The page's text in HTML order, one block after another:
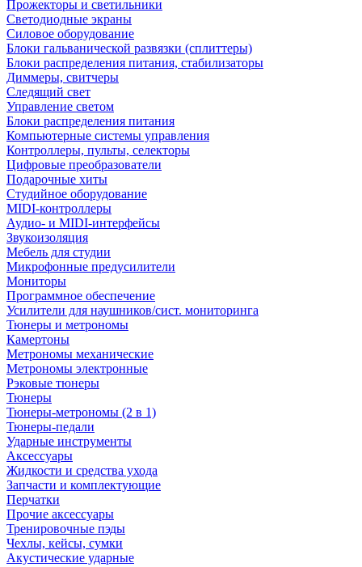
Прожекторы и светильники
Светодиодные экраны
Силовое оборудование
Блоки гальванической развязки (сплиттеры)
Блоки распределения питания, стабилизаторы
Диммеры, свитчеры
Следящий свет
Управление светом
Блоки распределения питания
Компьютерные системы управления
Контроллеры, пульты, селекторы
Цифровые преобразователи
Подарочные хиты
Студийное оборудование
MIDI-контроллеры
Аудио- и MIDI-интерфейсы
Звукоизоляция
Мебель для студии
Микрофонные предусилители
Мониторы
Программное обеспечение
Усилители для наушников/сист. мониторинга
Тюнеры и метрономы
Камертоны
Метрономы механические
Метрономы электронные
Рэковые тюнеры
Тюнеры
Тюнеры-метрономы (2 в 1)
Тюнеры-педали
Ударные инструменты
Аксессуары
Жидкости и средства ухода
Запчасти и комплектующие
Перчатки
Прочие аксессуары
Тренировочные пэды
Чехлы, кейсы, сумки
Акустические ударные